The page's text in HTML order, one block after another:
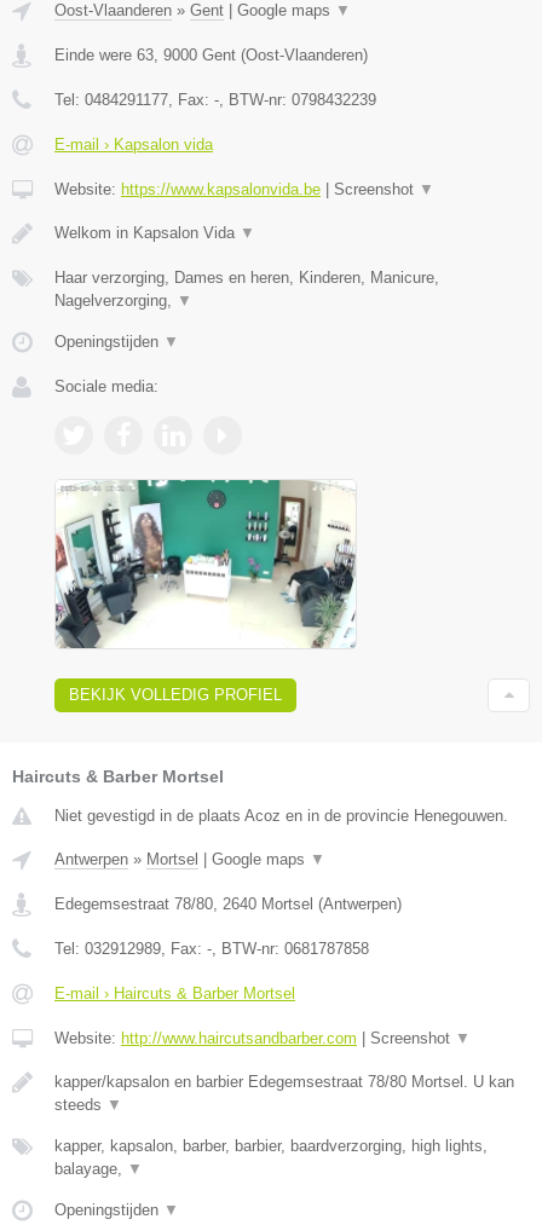
Oost-Vlaanderen » Gent Google maps ▼
Einde were 63, 9000 Gent (Oost-Vlaanderen)
Tel: 0484291177, Fax: -, BTW-nr: 0798432239
E-mail › Kapsalon vida
Website: https://www.kapsalonvida.be Screenshot ▼
Welkom in Kapsalon Vida ▼
Haar verzorging, Dames en heren, Kinderen, Manicure,
Nagelverzorging, ▼
Openingstijden ▼
Sociale media:
BEKIJK VOLLEDIG PROFIEL
Haircuts & Barber Mortsel
Niet gevestigd in de plaats Acoz en in de provincie Henegouwen.
Antwerpen » Mortsel Google maps ▼
Edegemsestraat 78/80, 2640 Mortsel (Antwerpen)
Tel: 032912989, Fax: -, BTW-nr: 0681787858
E-mail › Haircuts & Barber Mortsel
Website: http://www.haircutsandbarber.com Screenshot ▼
kapper/kapsalon en barbier Edegemsestraat 78/80 Mortsel. U kan
steeds ▼
kapper, kapsalon, barber, barbier, baardverzorging, high lights,
balayage, ▼
Openingstijden ▼